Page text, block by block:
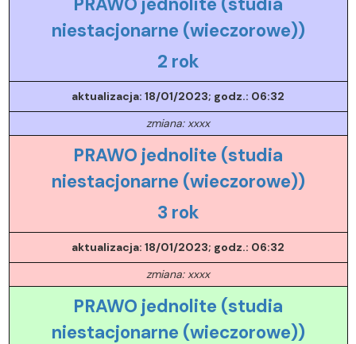
niestacjonarne (wieczorowe))
2 rok
aktualizacja: 18/01/2023; godz.: 06:32
zmiana: xxxx
PRAWO jednolite (studia
niestacjonarne (wieczorowe))
3 rok
aktualizacja: 18/01/2023; godz.: 06:32
zmiana: xxxx
PRAWO jednolite (studia
niestacjonarne (wieczorowe))